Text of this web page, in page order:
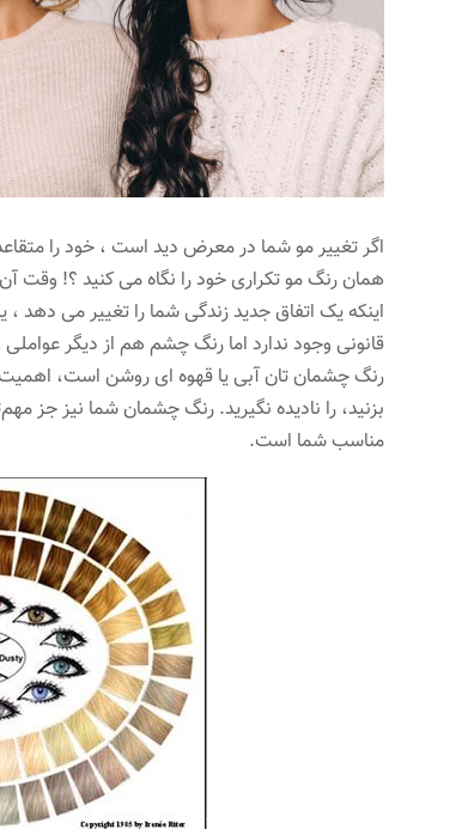
اگر تغییر مو شما در معرض دید است ، خود را
همان رنگ مو تکراری خود را نگاه می کنید ؟!
اینکه یک اتفاق جدید زندگی شما را تغییر می دهد ،
قانونی وجود ندارد اما رنگ چشم هم از دیگر
رنگ چشمان تان آبی یا قهوه ای روشن است، اهمیت
بزنید، را نادیده نگیرید. رنگ چشمان شما نیز جز
مناسب شما است.